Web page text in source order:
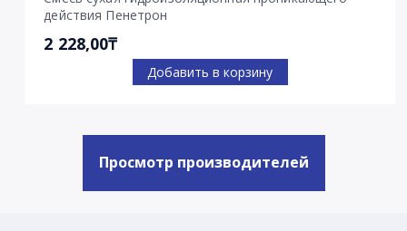
действия Пенетрон
2 228,00₸
Добавить в корзину
Просмотр производителей